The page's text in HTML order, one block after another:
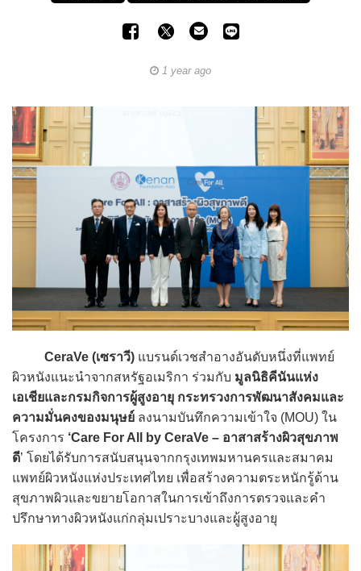
1 year ago
CeraVe (เซราวี) แบรนด์เวชสำอางอันดับหนึ่งที่แพทย์
ผิวหนังแนะนำจากสหรัฐอเมริกา ร่วมกับ มูลนิธิคีนันแห่ง
เอเชียและกรมกิจการผู้สูงอายุ กระทรวงการพัฒนาสังคมและ
ความมั่นคงของมนุษย์ ลงนามบันทึกความเข้าใจ (MOU) ใน
โครงการ ‘Care For All by CeraVe – อาสาสร้างผิวสุขภาพ
ดี’ โดยได้รับการสนับสนุนจากกรุงเทพมหานครและสมาคม
แพทย์ผิวหนังแห่งประเทศไทย เพื่อสร้างความตระหนักรู้ด้าน
สุขภาพผิวและขยายโอกาสในการเข้าถึงการตรวจและคำ
ปรึกษาทางผิวหนังแก่กลุ่มเปราะบางและผู้สูงอายุ